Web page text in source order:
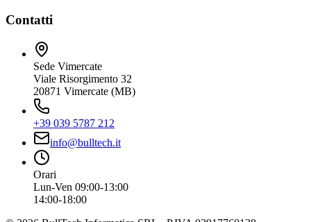
Contatti
Sede Vimercate
Viale Risorgimento 32
20871 Vimercate (MB)
+39 039 5787 212
info@bulltech.it
Orari
Lun-Ven 09:00-13:00
14:00-18:00